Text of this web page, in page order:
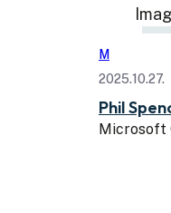
M
2025.10.27.
Phil
Microsoft